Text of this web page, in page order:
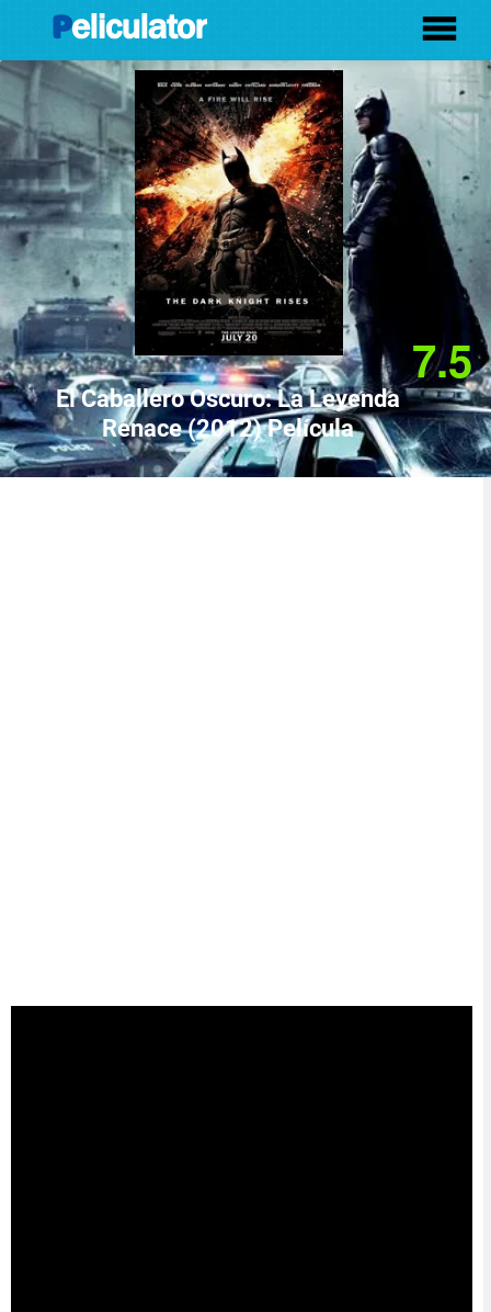
El Caballero Oscuro: La Leyenda
Renace (2012) Película
7.5